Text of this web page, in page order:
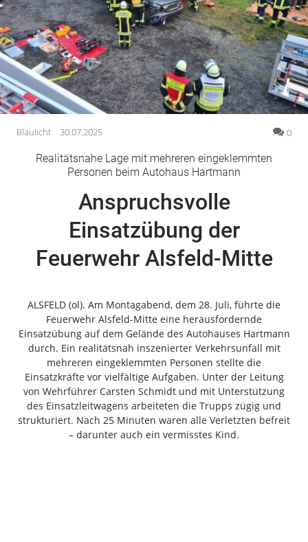
Gesundheit
Kultur
Lifestyle
Wirtschaft
Vogelsberg
Alsfeld
Lauterbach
Romrod
Homberg
Ohm
Schotten
Schlitz
Feldatal
Freiensteinau
Gemünden
Grebenau
Grebenhain
Herbstein
Kirtorf
Lautertal
Blaulicht 30.07.2025 0
Realitätsnahe Lage mit mehreren eingeklemmten
Personen beim Autohaus Hartmann
Anspruchsvolle
Einsatzübung der
Feuerwehr Alsfeld-Mitte
ALSFELD (ol). Am Montagabend, dem 28. Juli, führte die
Feuerwehr Alsfeld-Mitte eine herausfordernde
Einsatzübung auf dem Gelände des Autohauses Hartmann
durch. Ein realitätsnah inszenierter Verkehrsunfall mit
mehreren eingeklemmten Personen stellte die
Einsatzkräfte vor vielfältige Aufgaben. Unter der Leitung
von Wehrführer Carsten Schmidt und mit Unterstützung
des Einsatzleitwagens arbeiteten die Trupps zügig und
strukturiert. Nach 25 Minuten waren alle Verletzten befreit
– darunter auch ein vermisstes Kind.